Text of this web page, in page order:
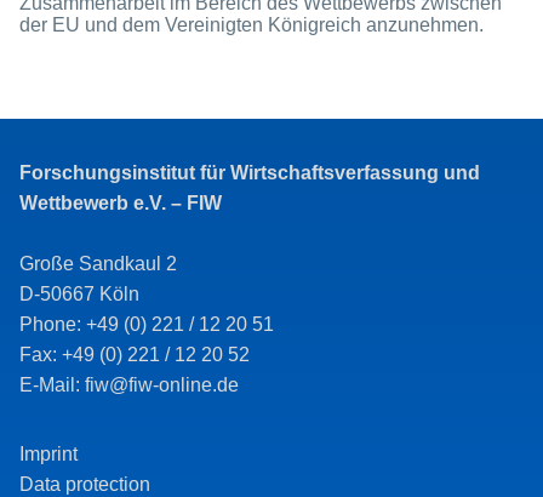
der EU und dem Vereinigten Königreich anzunehmen.
Forschungsinstitut für Wirtschaftsverfassung und
Wettbewerb e.V. – FIW
Große Sandkaul 2
D-50667 Köln
Phone: +49 (0) 221 / 12 20 51
Fax: +49 (0) 221 / 12 20 52
E-Mail: fiw@fiw-online.de
Imprint
Data protection